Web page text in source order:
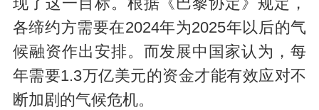
现了这一目标。根据《巴黎协定》规定，
各缔约方需要在2024年为2025年以后的气
候融资作出安排。而发展中国家认为，每
年需要1.3万亿美元的资金才能有效应对不
断加剧的气候危机。